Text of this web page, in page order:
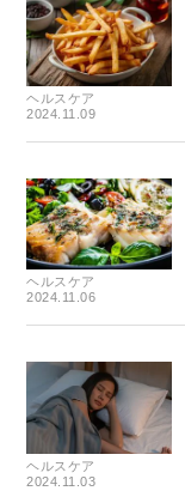
ヘルスケア
2024.11.09
ヘルスケア
2024.11.06
ヘルスケア
2024.11.03